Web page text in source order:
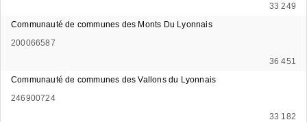
33 249
Communauté de communes des Monts Du Lyonnais
200066587
36 451
Communauté de communes des Vallons du Lyonnais
246900724
33 182